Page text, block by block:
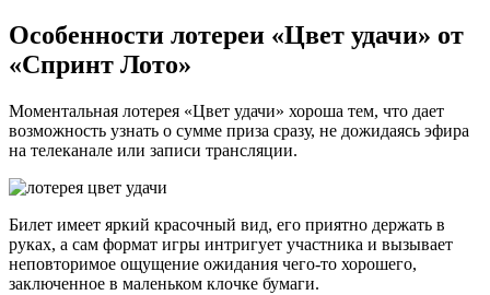
Особенности лотереи «Цвет удачи» от
«Спринт Лото»
Моментальная лотерея «Цвет удачи» хороша тем, что дает
возможность узнать о сумме приза сразу, не дожидаясь эфира
на телеканале или записи трансляции.
Билет имеет яркий красочный вид, его приятно держать в
руках, а сам формат игры интригует участника и вызывает
неповторимое ощущение ожидания чего-то хорошего,
заключенное в маленьком клочке бумаги.